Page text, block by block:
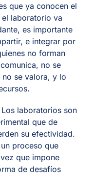
que ya conocen el
laboratorio va
es importante
e integrar por
no forman
no se
se valora, y lo
Los laboratorios son
que de
su efectividad.
proceso que
que impone
de desafíos